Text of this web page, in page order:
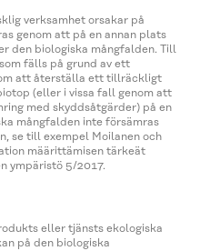
verksamhet orsakar på
genom att på en annan plats
den biologiska mångfalden. Till
fälls på grund av ett
att återställa ett tillräckligt
(eller i vissa fall genom att
med skyddsåtgärder) på en
mångfalden inte försämras
se till exempel Moilanen och
määrittämisen tärkeät
ympäristö 5/2017.
eller tjänsts ekologiska
på den biologiska